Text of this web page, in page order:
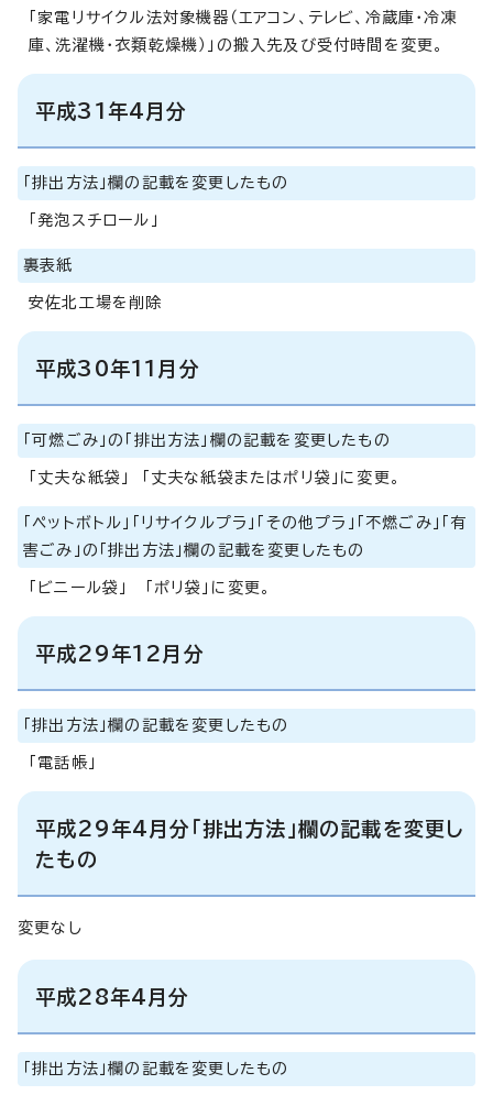
「家電リサイクル法対象機器（エアコン、テレビ、冷蔵庫・冷凍
庫、洗濯機・衣類乾燥機）」の搬入先及び受付時間を変更。
平成31年4月分
「排出方法」欄の記載を変更したもの
「発泡スチロール」
裏表紙
安佐北工場を削除
平成30年11月分
「可燃ごみ」の「排出方法」欄の記載を変更したもの
「丈夫な紙袋」 「丈夫な紙袋またはポリ袋」に変更。
「ペットボトル」「リサイクルプラ」「その他プラ」「不燃ごみ」「有
害ごみ」の「排出方法」欄の記載を変更したもの
「ビニール袋」 「ポリ袋」に変更。
平成29年12月分
「排出方法」欄の記載を変更したもの
「電話帳」
平成29年4月分「排出方法」欄の記載を変更し
たもの
変更なし
平成28年4月分
「排出方法」欄の記載を変更したもの